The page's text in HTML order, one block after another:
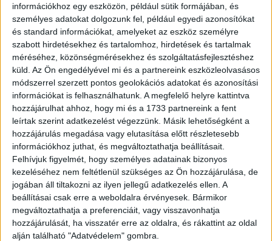
információkhoz egy eszközön, például sütik formájában, és
személyes adatokat dolgozunk fel, például egyedi azonosítókat
és standard információkat, amelyeket az eszköz személyre
szabott hirdetésekhez és tartalomhoz, hirdetések és tartalmak
méréséhez, közönségmérésekhez és szolgáltatásfejlesztéshez
küld. Az Ön engedélyével mi és a partnereink eszközleolvasásos
módszerrel szerzett pontos geolokációs adatokat és azonosítási
információkat is felhasználhatunk. A megfelelő helyre kattintva
hozzájárulhat ahhoz, hogy mi és a 1733 partnereink a fent
leírtak szerint adatkezelést végezzünk. Másik lehetőségként a
hozzájárulás megadása vagy elutasítása előtt részletesebb
információkhoz juthat, és megváltoztathatja beállításait.
Felhívjuk figyelmét, hogy személyes adatainak bizonyos
kezeléséhez nem feltétlenül szükséges az Ön hozzájárulása, de
jogában áll tiltakozni az ilyen jellegű adatkezelés ellen. A
beállításai csak erre a weboldalra érvényesek. Bármikor
megváltoztathatja a preferenciáit, vagy visszavonhatja
hozzájárulását, ha visszatér erre az oldalra, és rákattint az oldal
alján található "Adatvédelem" gombra.
amelyből később játékosok, csapatok és sikerek nőhettek
ki.
Hirdetés
Az 1960-as évektől dolgozott a hazai röplabdázásért
A Magyar Röplabda Szövetség tájékoztatása szerint
Serényi Tamás az1960-as évektőlkezdve meghatározó
szerepet töltött be a sportágban. A férfi utánpótlás-
válogatottaknál több fontos feladatot is ellátott: dolgozott
másodedzőként, csapatvezetőként, technikai vezetőként,
majd vezetőedzőként is. Munkája során generációk
fejlődését segítette, és sok fiatal sportoló számára jelentett